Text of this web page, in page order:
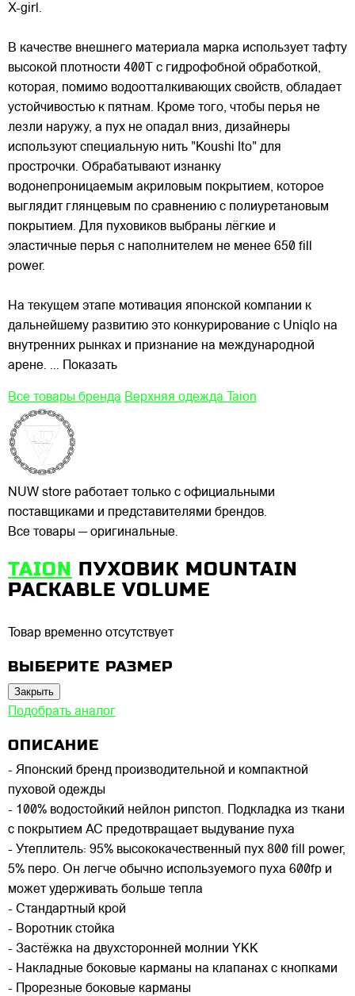
X-girl.
В качестве внешнего материала марка использует тафту
высокой плотности 400T с гидрофобной обработкой,
которая, помимо водоотталкивающих свойств, обладает
устойчивостью к пятнам. Кроме того, чтобы перья не
лезли наружу, а пух не опадал вниз, дизайнеры
используют специальную нить "Koushi Ito" для
прострочки. Обрабатывают изнанку
водонепроницаемым акриловым покрытием, которое
выглядит глянцевым по сравнению с полиуретановым
покрытием. Для пуховиков выбраны лёгкие и
эластичные перья с наполнителем не менее 650 fill
power.
На текущем этапе мотивация японской компании к
дальнейшему развитию это конкурирование с Uniqlo на
внутренних рынках и признание на международной
арене. ... Показать
Все товары бренда Верхняя одежда Taion
NUW store работает только с официальными
поставщиками и представителями брендов.
Все товары — оригинальные.
TAION ПУХОВИК MOUNTAIN
PACKABLE VOLUME
Товар временно отсутствует
ВЫБЕРИТЕ РАЗМЕР
Закрыть
Подобрать аналог
ОПИСАНИЕ
- Японский бренд производительной и компактной
пуховой одежды
- 100% водостойкий нейлон рипстоп. Подкладка из ткани
с покрытием AC предотвращает выдувание пуха
- Утеплитель: 95% высококачественный пух 800 fill power,
5% перо. Он легче обычно используемого пуха 600fp и
может удерживать больше тепла
- Стандартный крой
- Воротник стойка
- Застёжка на двухсторонней молнии YKK
- Накладные боковые карманы на клапанах с кнопками
- Прорезные боковые карманы